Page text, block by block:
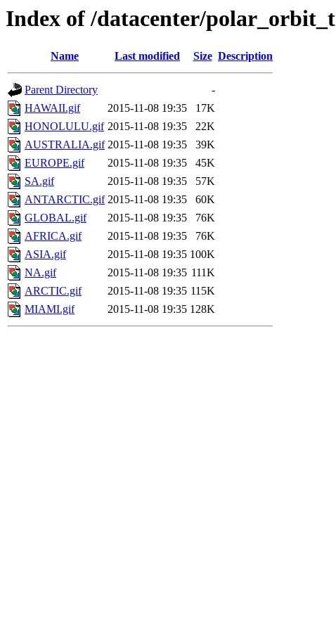
Index of /datacenter/
Name Last modified Size Description
Parent Directory
-
HAWAII.gif
2015-11-08 19:35
17K
HONOLULU.gif 2015-11-08 19:35
22K
AUSTRALIA.gif 2015-11-08 19:35
39K
EUROPE.gif
2015-11-08 19:35
45K
SA.gif
2015-11-08 19:35
57K
ANTARCTIC.gif 2015-11-08 19:35
60K
GLOBAL.gif
2015-11-08 19:35
76K
AFRICA.gif
2015-11-08 19:35
76K
ASIA.gif
2015-11-08 19:35 100K
NA.gif
2015-11-08 19:35 111K
ARCTIC.gif
2015-11-08 19:35 115K
MIAMI.gif
2015-11-08 19:35 128K